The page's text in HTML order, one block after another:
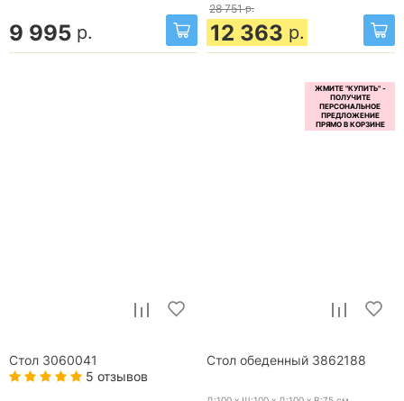
9 995 р.
28 751 р.
12 363 р.
Стол 3060041
5 отзывов
Стол обеденный 3862188